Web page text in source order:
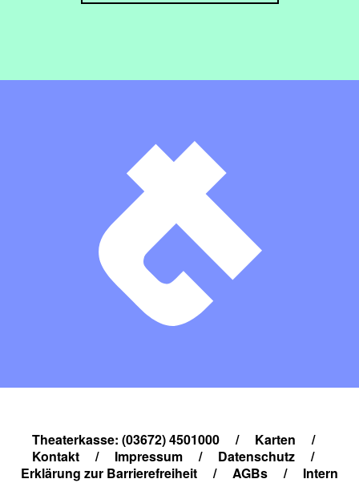
Theaterkasse: (03672) 4501000 / Karten
/
Kontakt
/ Impressum / Datenschutz
/
Erklärung zur Barrierefreiheit
/ AGBs / Intern